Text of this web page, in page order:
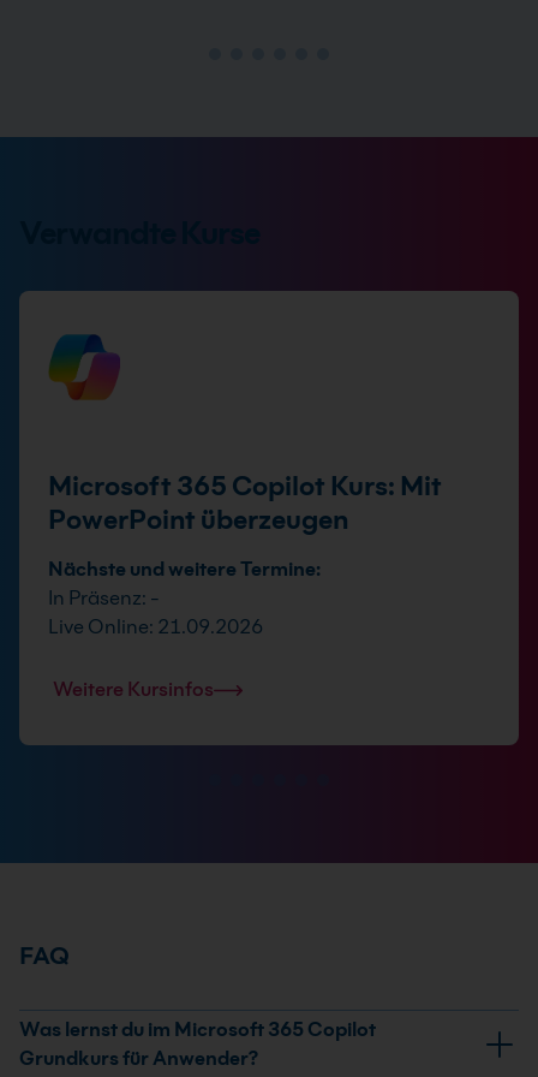
Microsoft 365 Copilot Kurs: Mit
PowerPoint überzeugen
Nächste und weitere Termine:
In Präsenz: -
Live Online: 21.09.2026
Weitere Kursinfos
FAQ
Was lernst du im Microsoft 365 Copilot
Grundkurs für Anwender?